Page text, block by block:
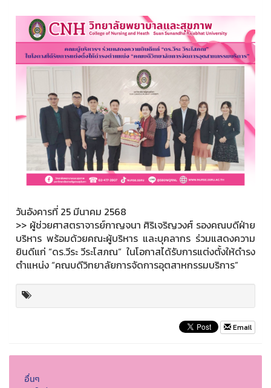
วันอังคารที่ 25 มีนาคม 2568
>> ผู้ช่วยศาสตราจารย์กาญจนา ศิริเจริญวงศ์ รองคณบดีฝ่าย
บริหาร พร้อมด้วยคณะผู้บริหาร และบุคลากร ร่วมแสดงความ
ยินดีแก่ “ดร.วีระ วีระโสภณ” ในโอกาสได้รับการแต่งตั้งให้ดำรง
ตำแหน่ง “คณบดีวิทยาลัยการจัดการอุตสาหกรรมบริการ”
Email
อื่นๆ